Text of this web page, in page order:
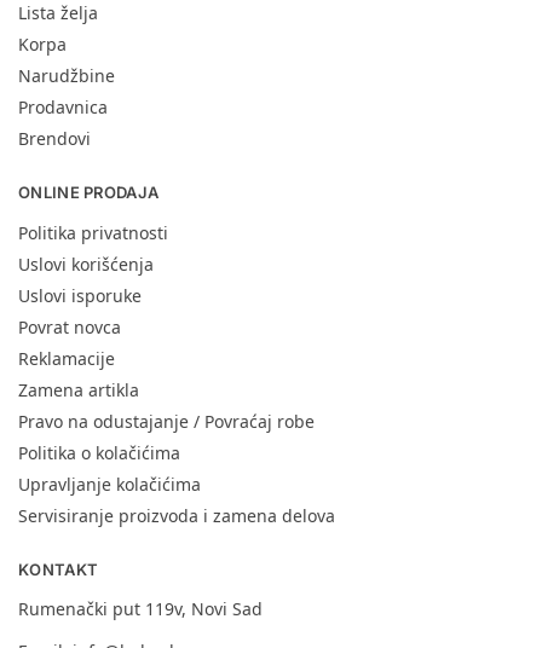
Lista želja
Korpa
Narudžbine
Prodavnica
Brendovi
ONLINE PRODAJA
Politika privatnosti
Uslovi korišćenja
Uslovi isporuke
Povrat novca
Reklamacije
Zamena artikla
Pravo na odustajanje / Povraćaj robe
Politika o kolačićima
Upravljanje kolačićima
Servisiranje proizvoda i zamena delova
KONTAKT
Rumenački put 119v, Novi Sad